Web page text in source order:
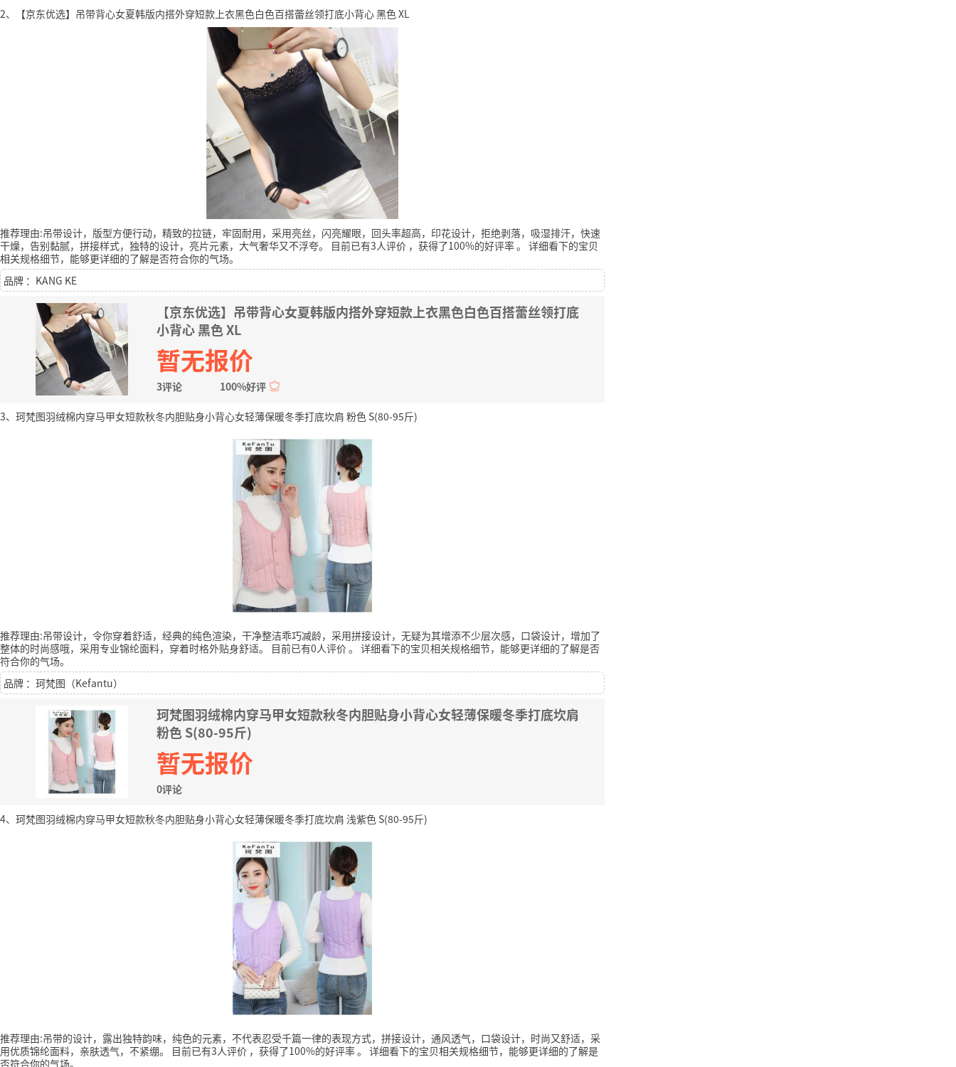
2、【京东优选】吊带背心女夏韩版内搭外穿短款上衣黑色白色百搭蕾丝领打底小背心 黑色 XL
推荐理由:吊带设计，版型方便行动，精致的拉链，牢固耐用，采用亮丝，闪亮耀眼，回头率超高，印花设计，拒绝剥落，吸湿排汗，快速
干燥，告别黏腻，拼接样式，独特的设计，亮片元素，大气奢华又不浮夸。
目前已有3人评价 ，获得了100%的好评率。 详细看下的宝贝
相关规格细节，能够更详细的了解是否符合你的气场。
品牌 ：KANG KE
【京东优选】吊带背心女夏韩版内搭外穿短款上衣黑色白色百搭蕾丝领打底
小背心 黑色 XL
暂无报价
3评论 100%好评
3、珂梵图羽绒棉内穿马甲女短款秋冬内胆贴身小背心女轻薄保暖冬季打底坎肩 粉色 S(80-95斤)
推荐理由:吊带设计，令你穿着舒适，经典的纯色渲染，干净整洁乖巧减龄，采用拼接设计，无疑为其增添不少层次感，口袋设计，增加了
整体的时尚感哦，采用专业锦纶面料，穿着时格外贴身舒适。
目前已有0人评价。 详细看下的宝贝相关规格细节，能够更详细的了解是否
符合你的气场。
品牌 ：珂梵图（Kefantu）
珂梵图羽绒棉内穿马甲女短款秋冬内胆贴身小背心女轻薄保暖冬季打底坎肩
粉色 S(80-95斤)
暂无报价
0评论
4、珂梵图羽绒棉内穿马甲女短款秋冬内胆贴身小背心女轻薄保暖冬季打底坎肩 浅紫色 S(80-95斤)
推荐理由:吊带的设计，露出独特韵味，纯色的元素，不代表忍受千篇一律的表现方式，拼接设计，通风透气，口袋设计，时尚又舒适，采
用优质锦纶面料，亲肤透气，不紧绷。
目前已有3人评价 ，获得了100%的好评率。 详细看下的宝贝相关规格细节，能够更详细的了解是
否符合你的气场。